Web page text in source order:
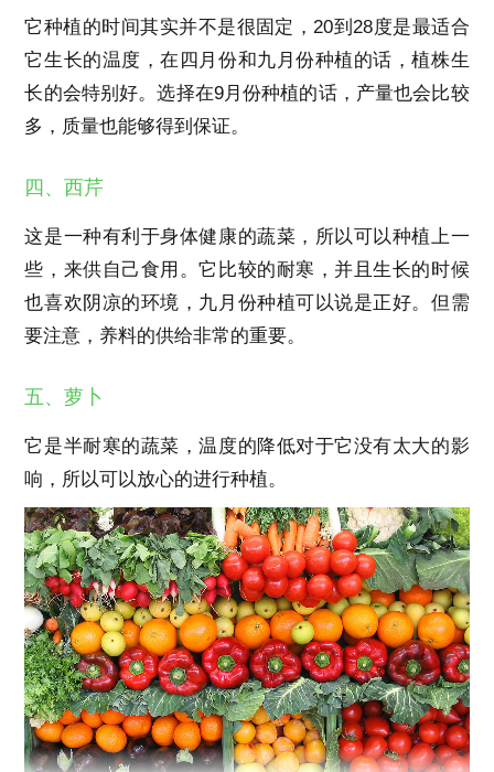
它种植的时间其实并不是很固定，20到28度是最适合
它生长的温度，在四月份和九月份种植的话，植株生
长的会特别好。选择在9月份种植的话，产量也会比较
多，质量也能够得到保证。
四、西芹
这是一种有利于身体健康的蔬菜，所以可以种植上一
些，来供自己食用。它比较的耐寒，并且生长的时候
也喜欢阴凉的环境，九月份种植可以说是正好。但需
要注意，养料的供给非常的重要。
五、萝卜
它是半耐寒的蔬菜，温度的降低对于它没有太大的影
响，所以可以放心的进行种植。